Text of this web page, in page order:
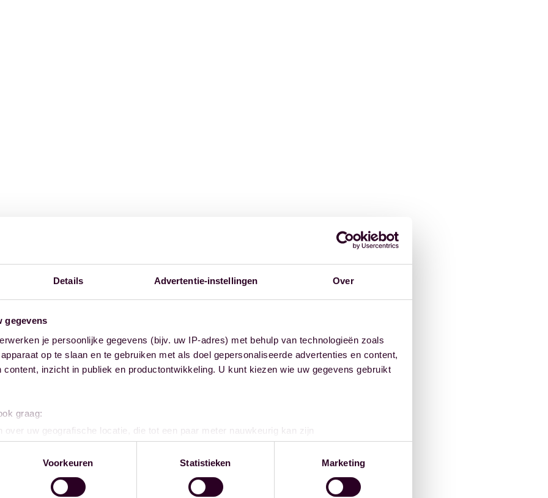
Details Advertentie-instellingen Over
gegevens
je persoonlijke gegevens (bijv. uw IP-adres) met behulp van technologieën zoals
op te slaan en te gebruiken met als doel gepersonaliseerde advertenties en content,
content, inzicht in publiek en productontwikkeling. U kunt kiezen wie uw gegevens gebruikt
graag:
over uw geografische locatie, die tot een paar meter nauwkeurig kan zijn
door het actief te scannen op specifieke eigenschappen (fingerprinting)
gegevens worden verwerkt en stel uw voorkeuren in het
detailgedeeltein. U kunt uw
of intrekken in de Cookieverklaring.
Voorkeuren Statistieken Marketing